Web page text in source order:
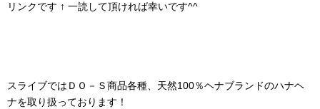
リンクです ↑ 一読して頂ければ幸いです^^
スライブではＤＯ－Ｓ商品各種、天然100％ヘナブランドのハナヘ
ナを取り扱っております！